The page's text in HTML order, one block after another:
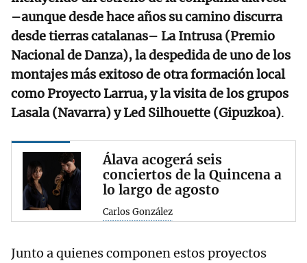
–aunque desde hace años su camino discurra
desde tierras catalanas– La Intrusa (Premio
Nacional de Danza), la despedida de uno de los
montajes más exitoso de otra formación local
como Proyecto Larrua, y la visita de los grupos
Lasala (Navarra) y Led Silhouette (Gipuzkoa).
Álava acogerá seis
conciertos de la Quincena a
lo largo de agosto
Carlos González
Junto a quienes componen estos proyectos